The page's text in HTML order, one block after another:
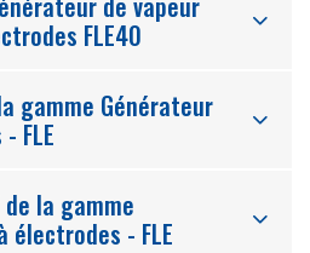
FLE40
gamme Générateur
FLE
la gamme
électrodes - FLE